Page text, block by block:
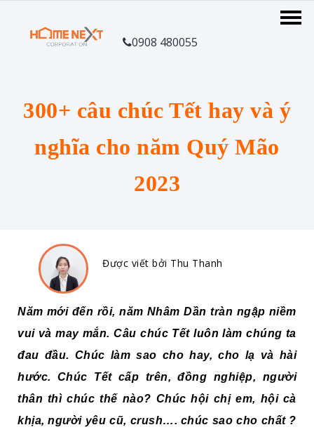
0908 480055
300+ câu chúc Tết hay và ý
nghĩa cho năm Quý Mão
2023
Được viết bởi Thu Thanh
Năm mới đến rồi, năm Nhâm Dần tràn ngập niềm
vui và may mắn. Câu chúc Tết luôn làm chúng ta
đau đầu. Chúc làm sao cho hay, cho lạ và hài
hước. Chúc Tết cấp trên, đồng nghiệp, người
thân thì chúc thế nào? Chúc hội chị em, hội cà
khịa, người yêu cũ, crush…. chúc sao cho chất ?